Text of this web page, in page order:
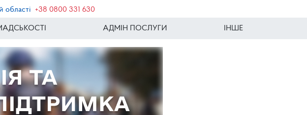
області
+38 0800 331 630
АДМІН ПОСЛУГИ ІНШЕ